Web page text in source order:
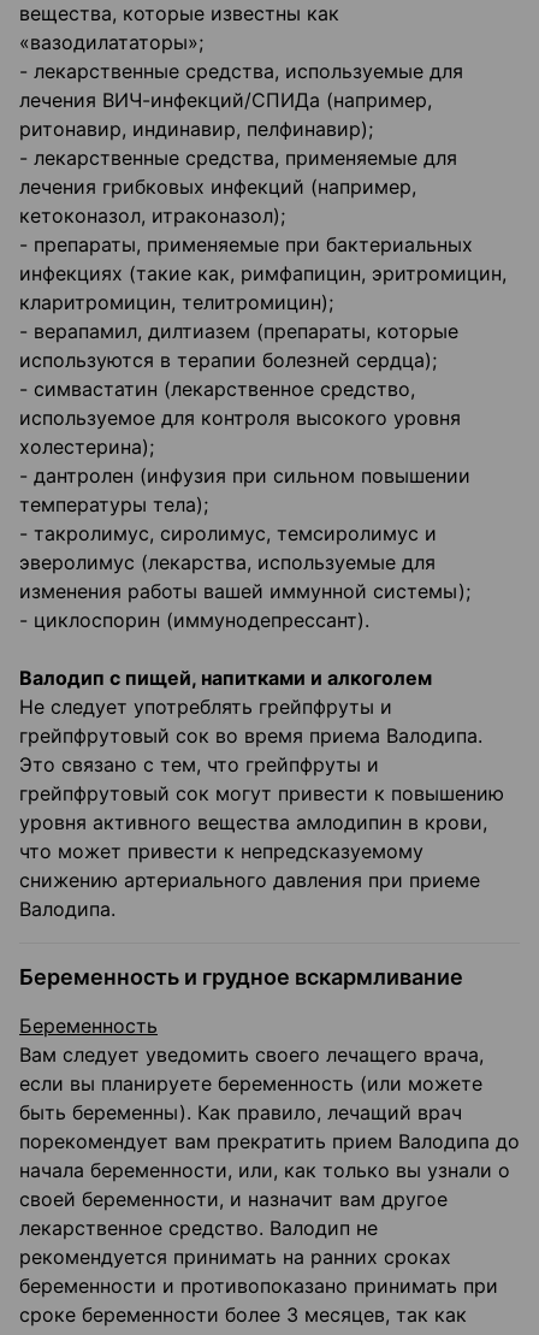
вещества, которые известны как
«вазодилататоры»;
- лекарственные средства, используемые для
лечения ВИЧ-инфекций/СПИДа (например,
ритонавир, индинавир, пелфинавир);
- лекарственные средства, применяемые для
лечения грибковых инфекций (например,
кетоконазол, итраконазол);
- препараты, применяемые при бактериальных
инфекциях (такие как, римфапицин, эритромицин,
кларитромицин, телитромицин);
- верапамил, дилтиазем (препараты, которые
используются в терапии болезней сердца);
- симвастатин (лекарственное средство,
используемое для контроля высокого уровня
холестерина);
- дантролен (инфузия при сильном повышении
температуры тела);
- такролимус, сиролимус, темсиролимус и
эверолимус (лекарства, используемые для
изменения работы вашей иммунной системы);
- циклоспорин (иммунодепрессант).
Валодип с пищей, напитками и алкоголем
Не следует употреблять грейпфруты и
грейпфрутовый сок во время приема Валодипа.
Это связано с тем, что грейпфруты и
грейпфрутовый сок могут привести к повышению
уровня активного вещества амлодипин в крови,
что может привести к непредсказуемому
снижению артериального давления при приеме
Валодипа.
Беременность и грудное вскармливание
Беременность
Вам следует уведомить своего лечащего врача,
если вы планируете беременность (или можете
быть беременны). Как правило, лечащий врач
порекомендует вам прекратить прием Валодипа до
начала беременности, или, как только вы узнали о
своей беременности, и назначит вам другое
лекарственное средство. Валодип не
рекомендуется принимать на ранних сроках
беременности и противопоказано принимать при
сроке беременности более 3 месяцев, так как